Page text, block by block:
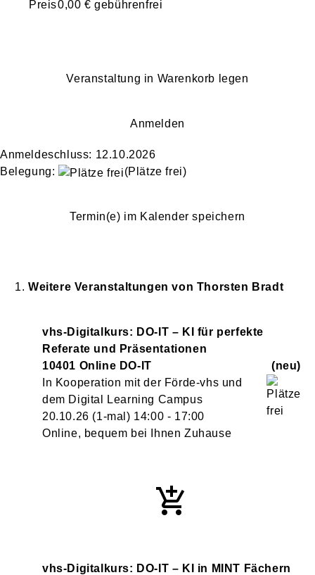
Preis0,00 € gebührenfrei
Veranstaltung in Warenkorb legen
Anmelden
Anmeldeschluss: 12.10.2026
Belegung:
(Plätze frei)
Termin(e) im Kalender speichern
Weitere Veranstaltungen von Thorsten Bradt
vhs-Digitalkurs: DO-IT – KI für perfekte
Referate und Präsentationen
10401 Online DO-IT
neu
In Kooperation mit der Förde-vhs und
dem Digital Learning Campus
20.10.26 (1-mal) 14:00 - 17:00
Online, bequem bei Ihnen Zuhause
vhs-Digitalkurs: DO-IT – KI in MINT Fächern